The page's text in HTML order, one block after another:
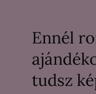
Ennél
tudsz